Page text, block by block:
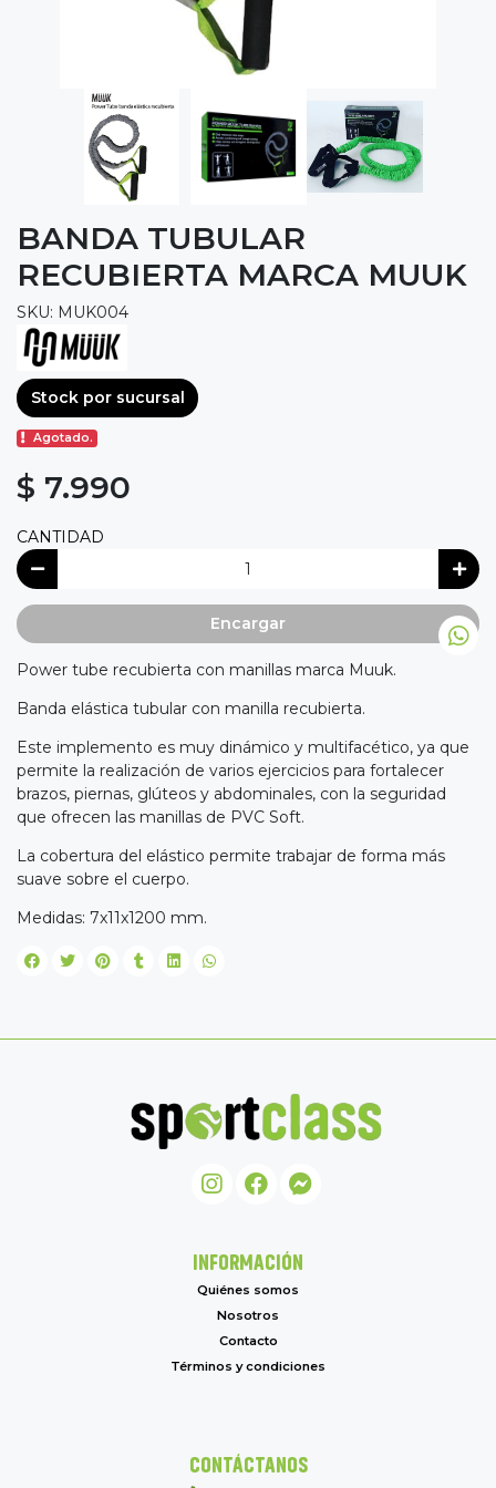
BANDA TUBULAR
RECUBIERTA MARCA MUUK
SKU: MUK004
Stock por sucursal
Agotado.
$ 7.990
CANTIDAD
Encargar
Power tube recubierta con manillas marca Muuk.
Banda elástica tubular con manilla recubierta.
Este implemento es muy dinámico y multifacético, ya que
permite la realización de varios ejercicios para fortalecer
brazos, piernas, glúteos y abdominales, con la seguridad
que ofrecen las manillas de PVC Soft.
La cobertura del elástico permite trabajar de forma más
suave sobre el cuerpo.
Medidas: 7x11x1200 mm.
INFORMACIÓN
Quiénes somos
Nosotros
Contacto
Términos y condiciones
CONTÁCTANOS